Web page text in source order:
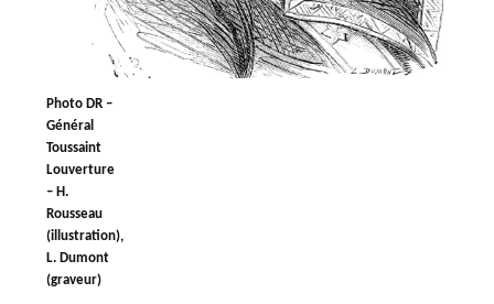
Photo DR –
Général
Toussaint
Louverture
– H.
Rousseau
(illustration),
L. Dumont
(graveur)